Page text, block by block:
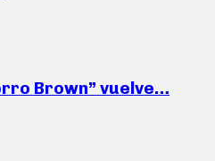
Brown” vuelve…